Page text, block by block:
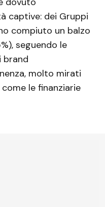
captive: dei Gruppi
compiuto un balzo
seguendo le
brand
molto mirati
come le finanziarie